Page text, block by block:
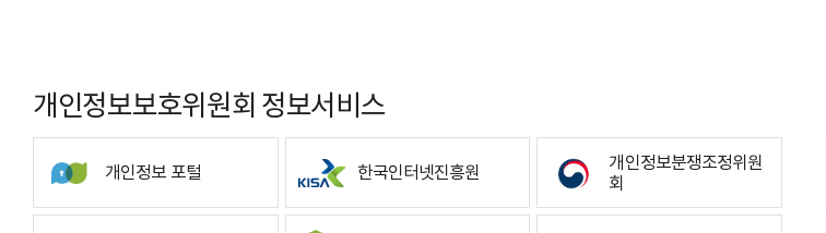
개인정보보호위원회 정보서비스
개인정보 포털 한국인터넷진흥원
개인정보분쟁조정위원
회